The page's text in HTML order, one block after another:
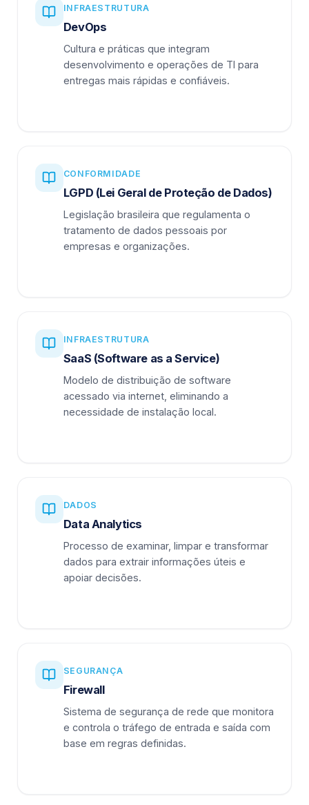
INFRAESTRUTURA
DevOps
Cultura e práticas que integram
desenvolvimento e operações de TI para
entregas mais rápidas e confiáveis.
CONFORMIDADE
LGPD (Lei Geral de Proteção de Dados)
Legislação brasileira que regulamenta o
tratamento de dados pessoais por
empresas e organizações.
INFRAESTRUTURA
SaaS (Software as a Service)
Modelo de distribuição de software
acessado via internet, eliminando a
necessidade de instalação local.
DADOS
Data Analytics
Processo de examinar, limpar e transformar
dados para extrair informações úteis e
apoiar decisões.
SEGURANÇA
Firewall
Sistema de segurança de rede que monitora
e controla o tráfego de entrada e saída com
base em regras definidas.